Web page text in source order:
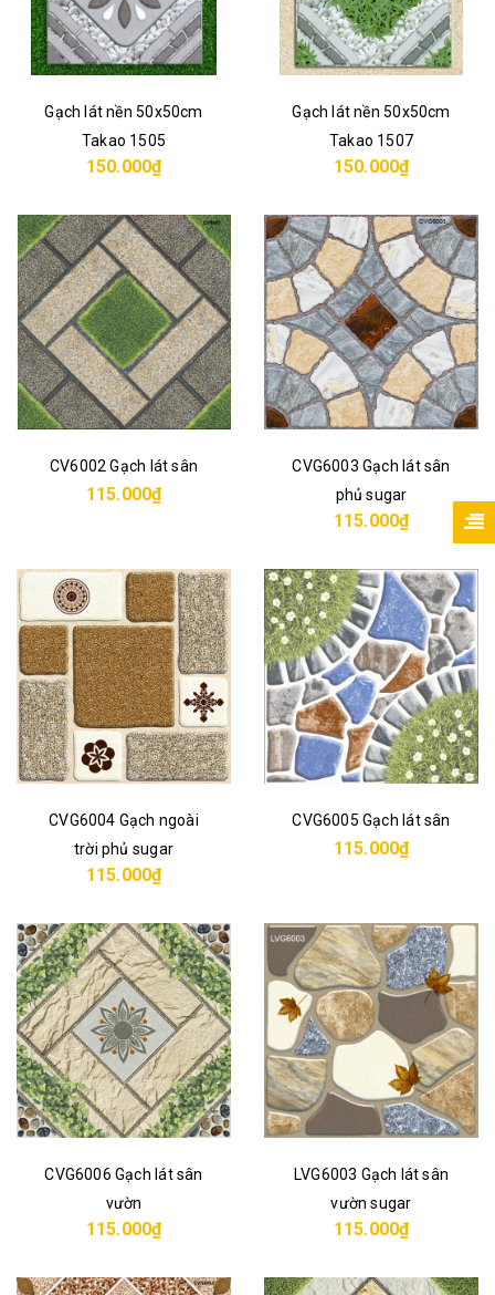
Gạch lát nền 50x50cm
Takao 1505
150.000₫
Gạch lát nền 50x50cm
Takao 1507
150.000₫
CV6002 Gạch lát sân
115.000₫
CVG6003 Gạch lát sân
phủ sugar
115.000₫
CVG6004 Gạch ngoài
trời phủ sugar
115.000₫
CVG6005 Gạch lát sân
115.000₫
CVG6006 Gạch lát sân
vườn
115.000₫
LVG6003 Gạch lát sân
vườn sugar
115.000₫